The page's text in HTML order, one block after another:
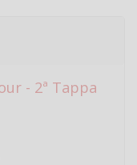
- 2ª Tappa